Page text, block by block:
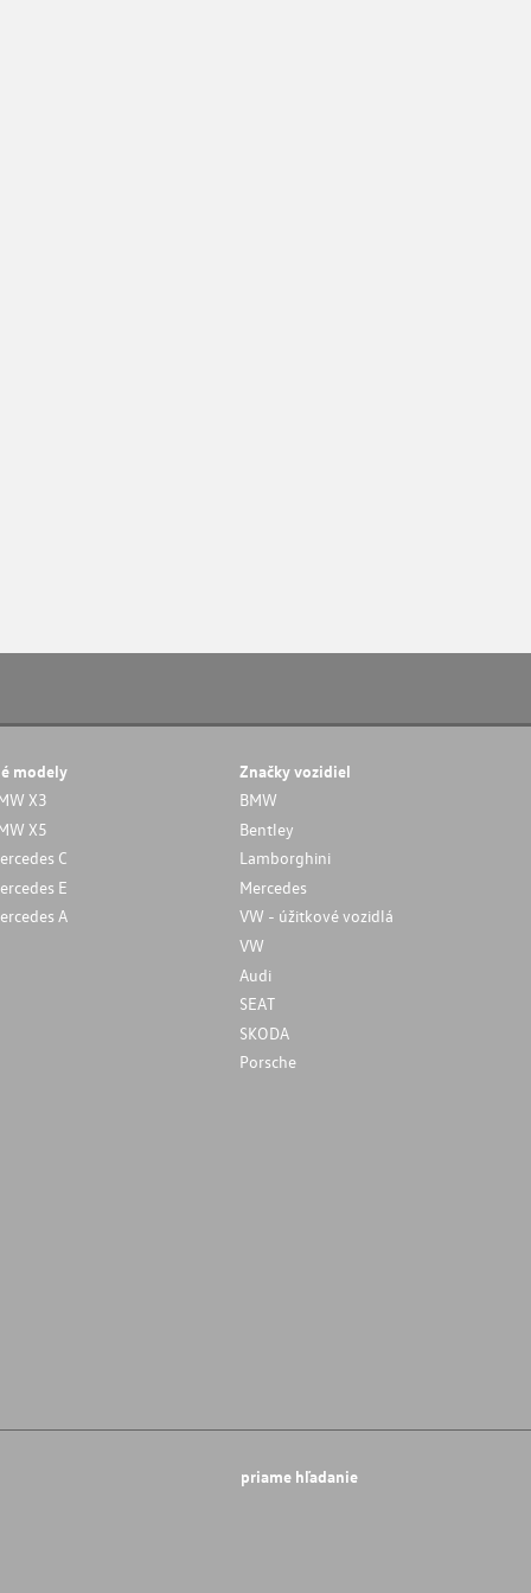
modely
X3
X5
C
E
A
Značky vozidiel
BMW
Bentley
Lamborghini
Mercedes
VW - úžitkové vozidlá
VW
Audi
SEAT
SKODA
Porsche
priame hľadanie